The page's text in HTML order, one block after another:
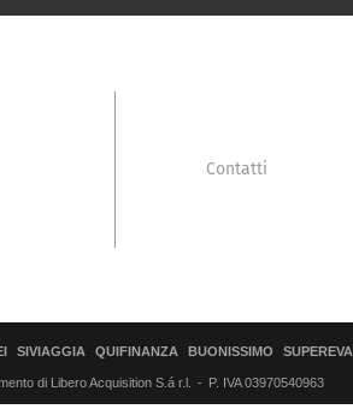
Contatti
SIVIAGGIA QUIFINANZA BUONISSIMO SUPEREVA
di Libero Acquisition S.á r.l. P. IVA 03970540963